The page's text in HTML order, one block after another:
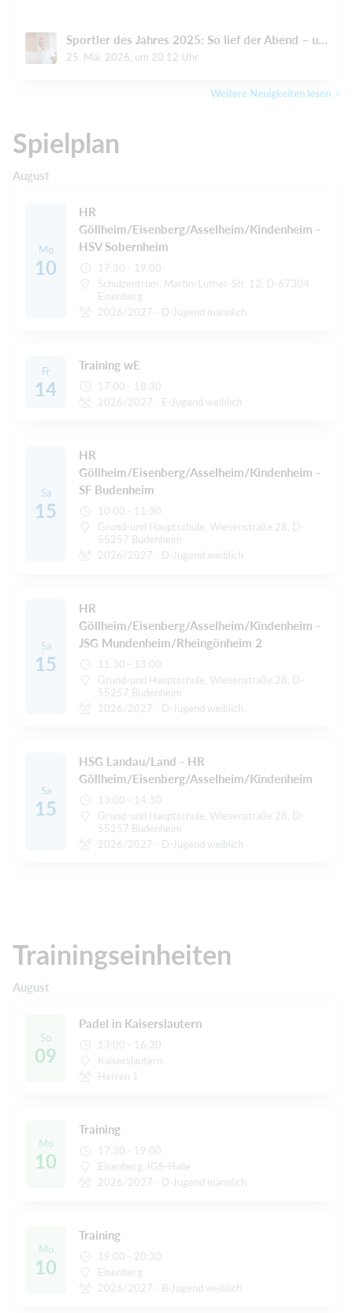
25. Mai. 2026, um 20.12 Uhr
Weitere Neuigkeiten lesen
Spielplan
August
Mo
10
HR
Göllheim/Eisenberg/Asselheim/Kindenheim -
HSV Sobernheim
17:30 - 19:00
Schulzentrum, Martin-Luther-Str. 12, D-67304
Eisenberg
2026/2027 - D-Jugend männlich
Fr
14
Training wE
17:00 - 18:30
2026/2027 - E-Jugend weiblich
Sa
15
HR
Göllheim/Eisenberg/Asselheim/Kindenheim -
SF Budenheim
10:00 - 11:30
Grund-und Hauptschule, Wiesenstraße 28, D-
55257 Budenheim
2026/2027 - D-Jugend weiblich
Sa
15
HR
Göllheim/Eisenberg/Asselheim/Kindenheim -
JSG Mundenheim/Rheingönheim 2
11:30 - 13:00
Grund-und Hauptschule, Wiesenstraße 28, D-
55257 Budenheim
2026/2027 - D-Jugend weiblich
Sa
15
HSG Landau/Land - HR
Göllheim/Eisenberg/Asselheim/Kindenheim
13:00 - 14:30
Grund-und Hauptschule, Wiesenstraße 28, D-
55257 Budenheim
2026/2027 - D-Jugend weiblich
Trainingseinheiten
August
So
09
Padel in Kaiserslautern
13:00 - 16:30
Kaiserslautern
Herren 1
Mo
10
Training
17:30 - 19:00
Eisenberg, IGS-Halle
2026/2027 - D-Jugend männlich
Mo
10
Training
19:00 - 20:30
Eisenberg
2026/2027 - B-Jugend weiblich